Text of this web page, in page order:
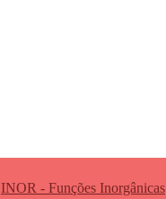
INOR - Funções Inorgânicas